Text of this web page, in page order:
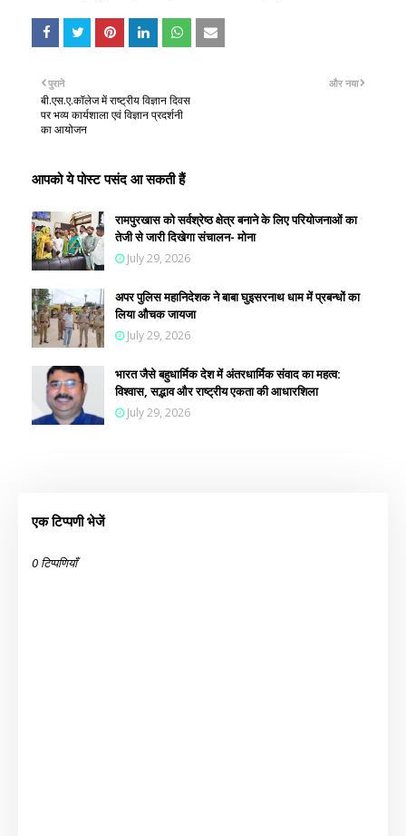
और नया
पुराने
बी.एस.ए.कॉलेज में राष्ट्रीय विज्ञान दिवस
पर भव्य कार्यशाला एवं विज्ञान प्रदर्शनी
का आयोजन
आपको ये पोस्ट पसंद आ सकती हैं
रामपुरखास को सर्वश्रेष्ठ क्षेत्र बनाने के लिए परियोजनाओं का
तेजी से जारी दिखेगा संचालन- मोना
July 29, 2026
अपर पुलिस महानिदेशक ने बाबा घुइसरनाथ धाम में प्रबन्धों का
लिया औचक जायजा
July 29, 2026
भारत जैसे बहुधार्मिक देश में अंतरधार्मिक संवाद का महत्व:
विश्वास, सद्भाव और राष्ट्रीय एकता की आधारशिला
July 29, 2026
एक टिप्पणी भेजें
0 टिप्पणियाँ